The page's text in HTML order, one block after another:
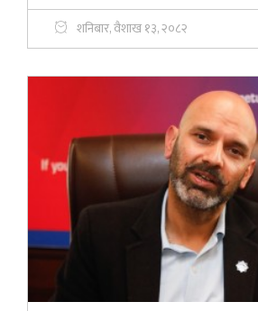
शनिबार, वैशाख १३, २०८२